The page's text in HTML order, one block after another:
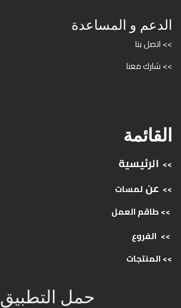
الدعم و المساعدة
>> اتصل بنا
>> شارك معنا
القائمة
>> الرئيسية
>> عن لمسات
>> طاقمالعمل
>> الفروع
>>المنتجات
حمل التطبيق